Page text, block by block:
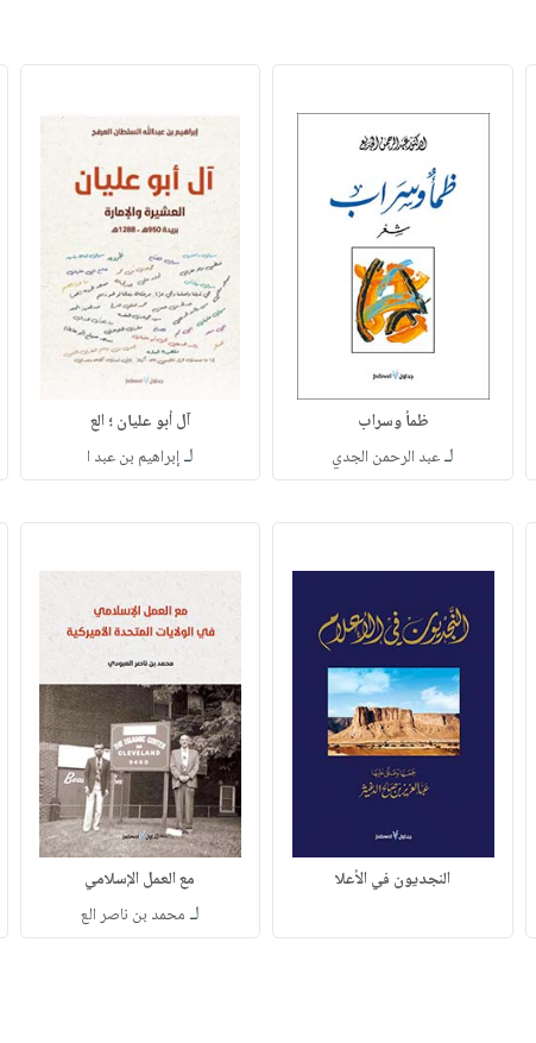
ظمأ وسراب
لـعبد الرحمن الجدي
آل أبو عليان ؛ الع
لـإبراهيم بن عبد ا
النجديون في الأعلا مع العمل الإسلامي
لـ محمد بن ناصر الع